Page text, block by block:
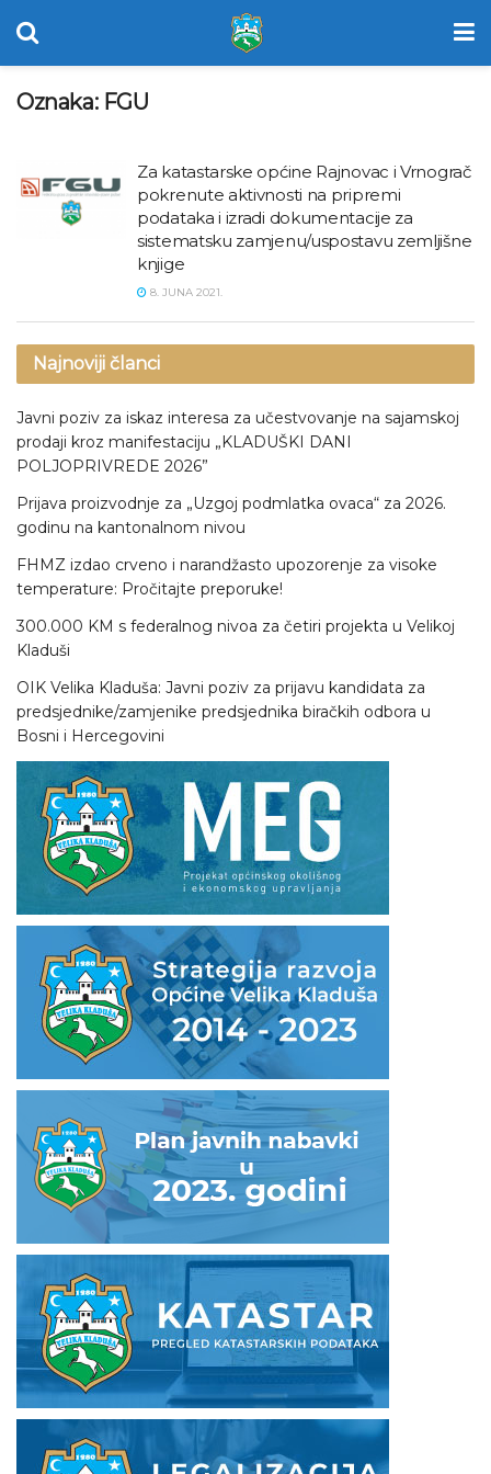
Oznaka: FGU
Za katastarske općine Rajnovac i Vrnograč
pokrenute aktivnosti na pripremi
podataka i izradi dokumentacije za
sistematsku zamjenu/uspostavu zemljišne
knjige
8. JUNA 2021.
Najnoviji članci
Javni poziv za iskaz interesa za učestvovanje na sajamskoj
prodaji kroz manifestaciju „KLADUŠKI DANI
POLJOPRIVREDE 2026”
Prijava proizvodnje za „Uzgoj podmlatka ovaca“ za 2026.
godinu na kantonalnom nivou
FHMZ izdao crveno i narandžasto upozorenje za visoke
temperature: Pročitajte preporuke!
300.000 KM s federalnog nivoa za četiri projekta u Velikoj
Kladuši
OIK Velika Kladuša: Javni poziv za prijavu kandidata za
predsjednike/zamjenike predsjednika biračkih odbora u
Bosni i Hercegovini